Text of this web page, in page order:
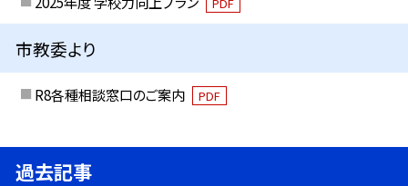
市教委より
R8各種相談窓口のご案内 PDF
過去記事